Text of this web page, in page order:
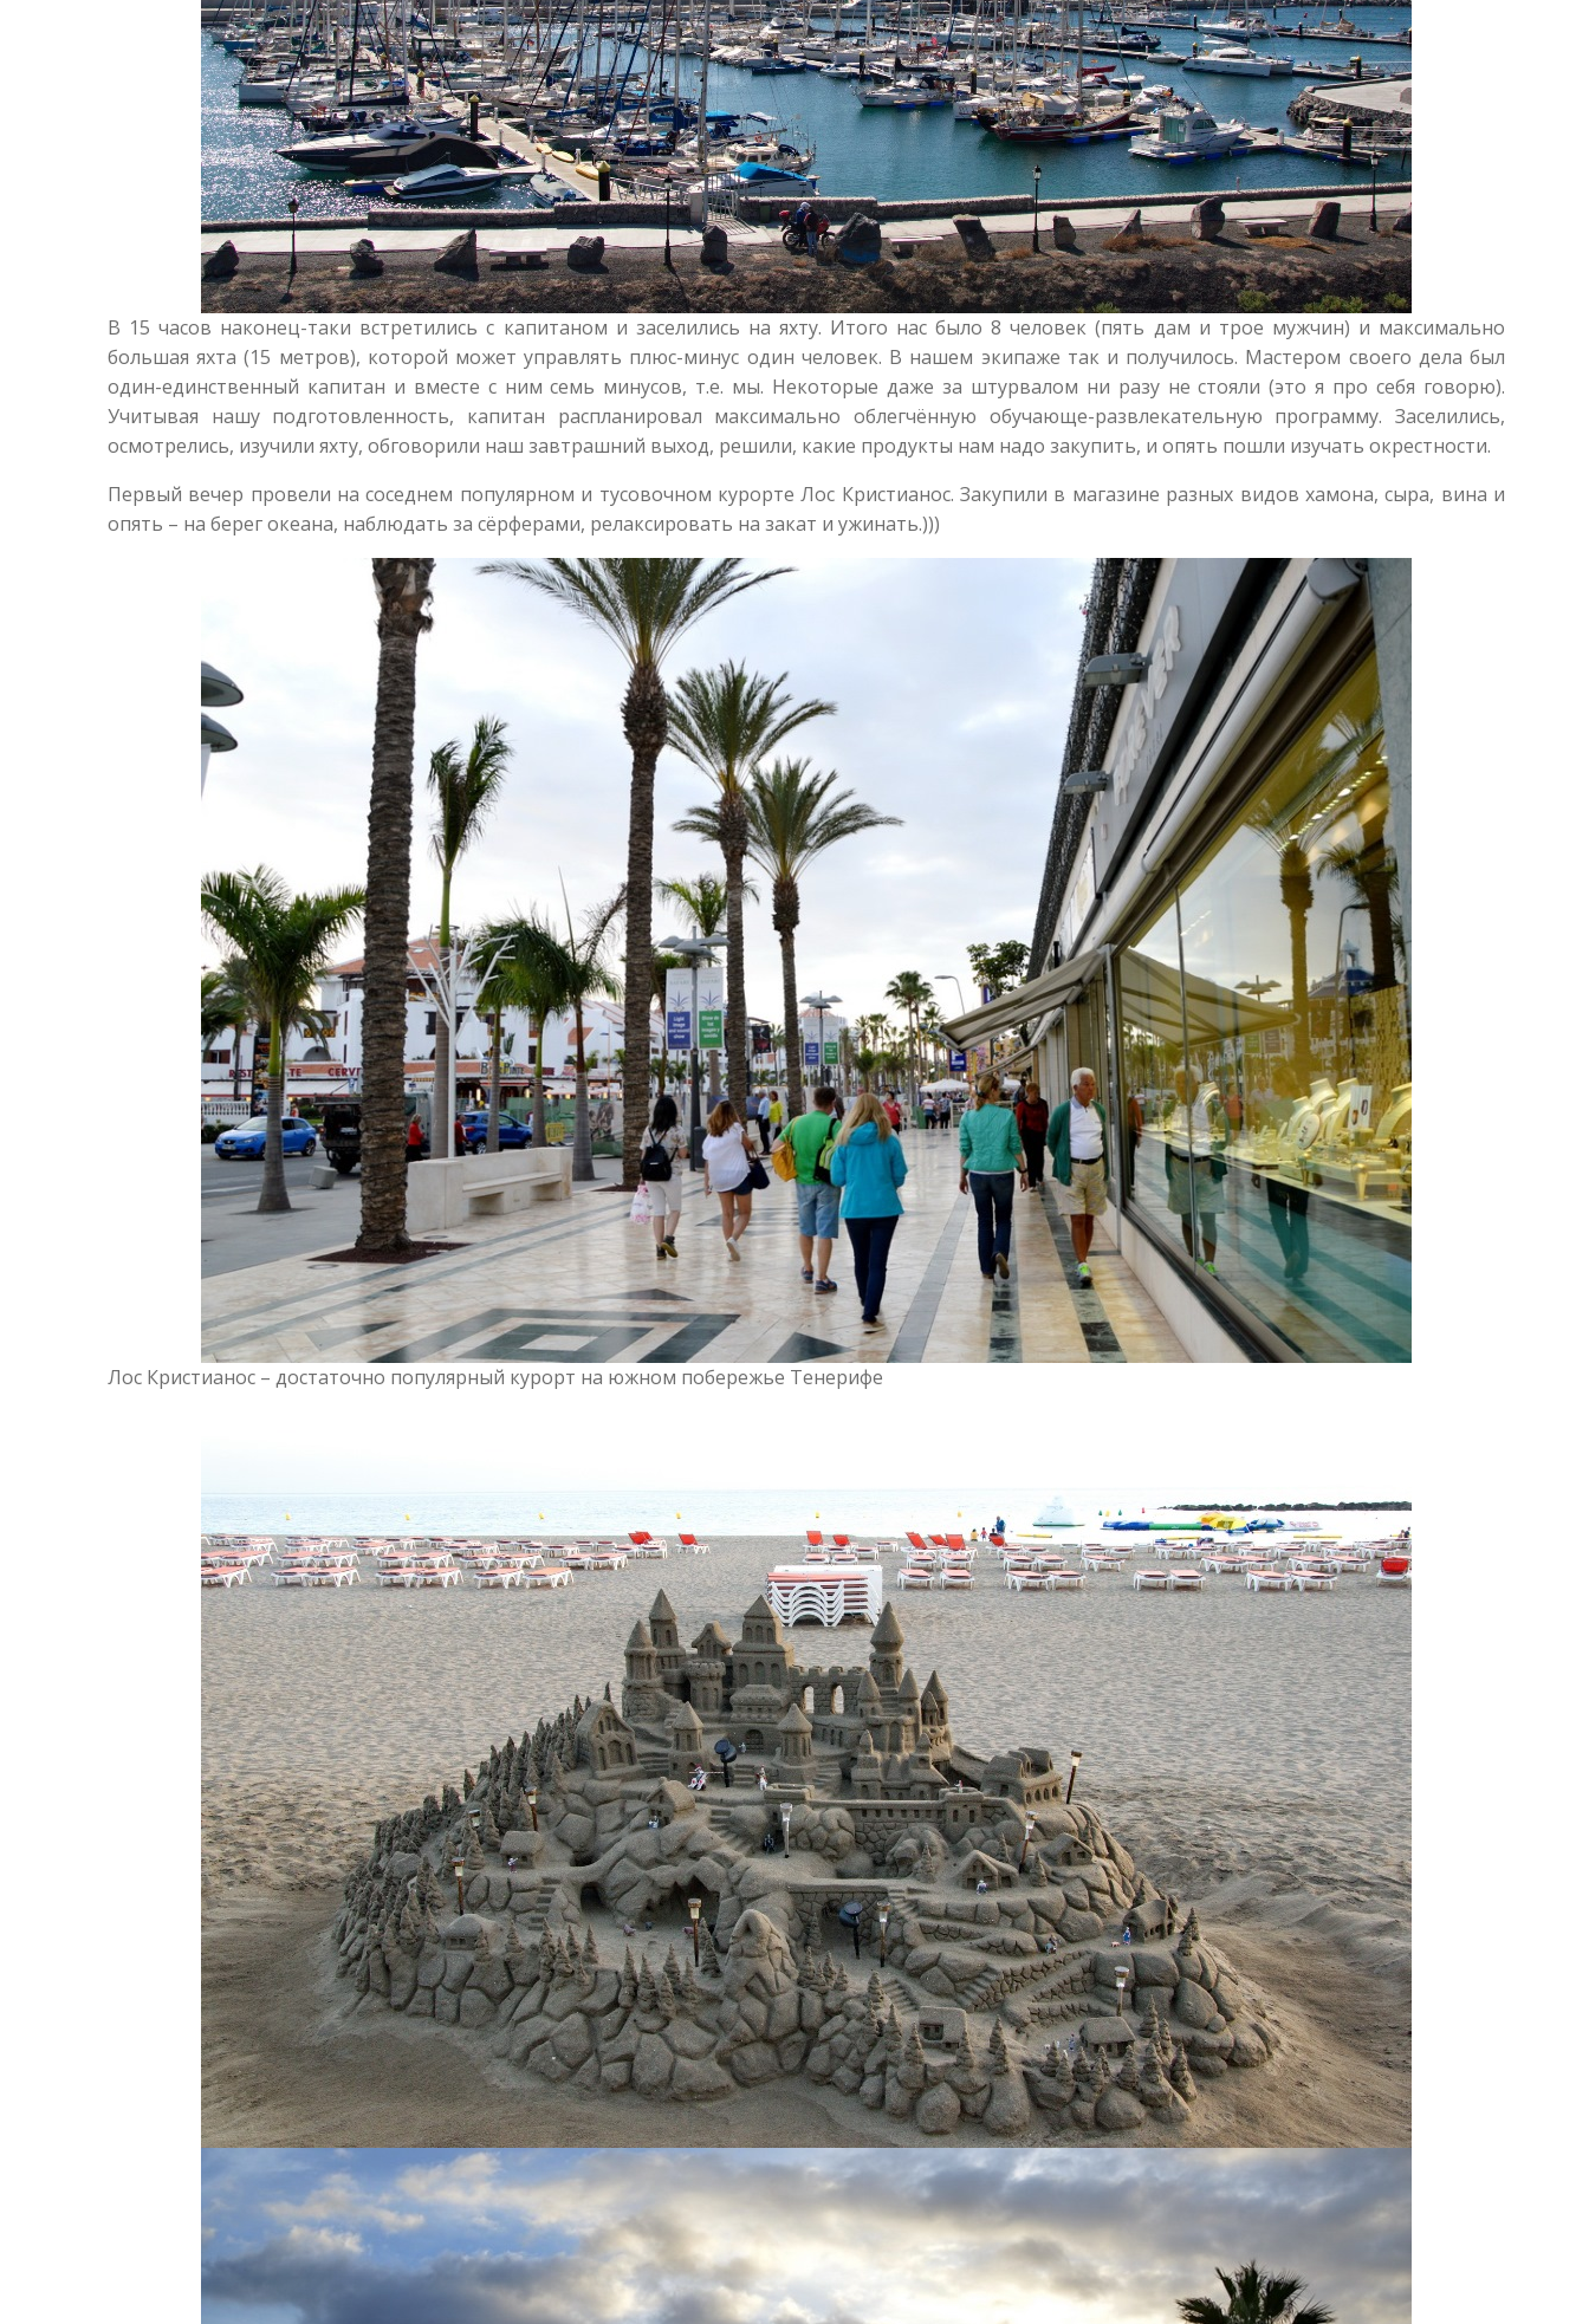
В 15 часов наконец-таки встретились с капитаном и заселились на яхту. Итого нас было 8 человек (пять дам и трое мужчин) и максимально
большая яхта (15 метров), которой может управлять плюс-минус один человек. В нашем экипаже так и получилось. Мастером своего дела был
один-единственный капитан и вместе с ним семь минусов, т.е. мы. Некоторые даже за штурвалом ни разу не стояли (это я про себя говорю).
Учитывая нашу подготовленность, капитан распланировал максимально облегчённую обучающе-развлекательную программу. Заселились,
осмотрелись, изучили яхту, обговорили наш завтрашний выход, решили, какие продукты нам надо закупить, и опять пошли изучать окрестности.
Первый вечер провели на соседнем популярном и тусовочном курорте Лос Кристианос. Закупили в магазине разных видов хамона, сыра, вина и
опять – на берег океана, наблюдать за сёрферами, релаксировать на закат и ужинать.)))
Лос Кристианос – достаточно популярный курорт на южном побережье Тенерифе